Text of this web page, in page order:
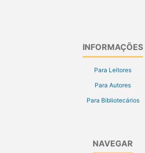
INFORMAÇÕES
Para Leitores
Para Autores
Para Bibliotecários
NAVEGAR